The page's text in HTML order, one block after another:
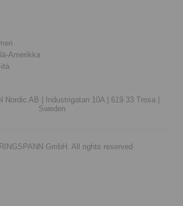
Amerikka
Nordic AB | Industrigatan 10A |
619 33 Trosa |
Sweden
GmbH. All rights reserved